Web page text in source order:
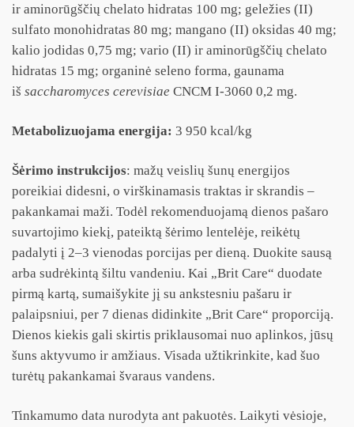
ir aminorūgščių chelato hidratas 100 mg; geležies (II)
sulfato monohidratas 80 mg; mangano (II) oksidas 40 mg;
kalio jodidas 0,75 mg; vario (II) ir aminorūgščių chelato
hidratas 15 mg; organinė seleno forma, gaunama
iš saccharomyces cerevisiae CNCM I-3060 0,2 mg.
Metabolizuojama energija: 3 950 kcal/kg
Šėrimo instrukcijos: mažų veislių šunų energijos
poreikiai didesni, o virškinamasis traktas ir skrandis –
pakankamai maži. Todėl rekomenduojamą dienos pašaro
suvartojimo kiekį, pateiktą šėrimo lentelėje, reikėtų
padalyti į 2–3 vienodas porcijas per dieną. Duokite sausą
arba sudrėkintą šiltu vandeniu. Kai „Brit Care“ duodate
pirmą kartą, sumaišykite jį su ankstesniu pašaru ir
palaipsniui, per 7 dienas didinkite „Brit Care“ proporciją.
Dienos kiekis gali skirtis priklausomai nuo aplinkos, jūsų
šuns aktyvumo ir amžiaus. Visada užtikrinkite, kad šuo
turėtų pakankamai švaraus vandens.
Tinkamumo data nurodyta ant pakuotės. Laikyti vėsioje,